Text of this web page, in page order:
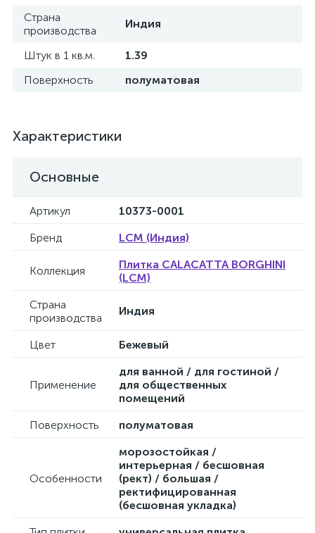
Страна
производства
Индия
Штук в 1 кв.м.
1.39
Поверхность
полуматовая
Характеристики
Основные
Артикул
10373-0001
Бренд
LCM (Индия)
Коллекция
Плитка CALACATTA BORGHINI
(LCM)
Страна
производства
Индия
Цвет Бежевый
Применение
для ванной / для гостиной /
для общественных
помещений
Поверхность
полуматовая
Особенности
морозостойкая /
интерьерная / бесшовная
(рект) / большая /
ректифицированная
(бесшовная укладка)